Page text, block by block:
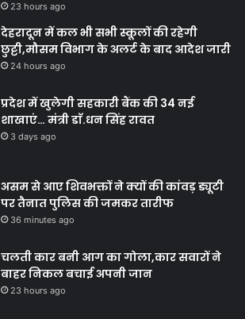
23 hours ago
देहरादून में कल भी सभी स्कूलों की रहेगी
छुट्टी,मौसम विभाग के अलर्ट के बाद आदेश जारी
24 hours ago
प्रदेश में खुलेगी सहकारी बैंक की 34 नई
शाखाएं… मंत्री डाॅ.धन सिंह रावत
3 days ago
असम से आए शिवभक्तों ने क्यों की कांवड़ ड्यूटी
पर तैनात पुलिस की जमकर तारीफ
36 minutes ago
चलती कार बनी आग का गोला,कार सवारों ने
बाहर निकल बचाई अपनी जान
23 hours ago